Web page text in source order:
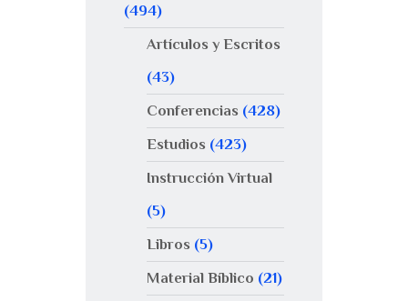
(494)
Artículos y Escritos
(43)
Conferencias (428)
Estudios (423)
Instrucción Virtual
(5)
Libros (5)
Material Bíblico (21)